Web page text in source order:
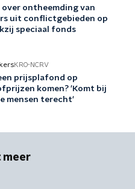
over ontheemding van
uit conflictgebieden op
speciaal fonds
KRO-NCRV
prijsplafond op
komen? 'Komt bij
mensen terecht'
meer